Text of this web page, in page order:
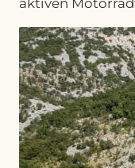
aktiven